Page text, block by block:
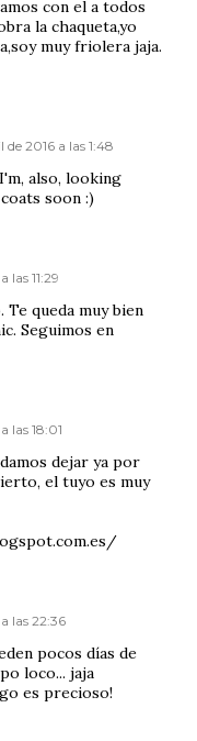
con el a todos
la chaqueta,yo
muy friolera jaja.
de 2016 a las 1:48
also, looking
soon :)
las 11:29
Te queda muy bien
Seguimos en
las 18:01
dejar ya por
el tuyo es muy
las 22:36
pocos días de
loco... jaja
es precioso!